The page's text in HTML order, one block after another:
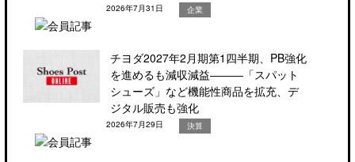
2026年7月31日 企業
チヨダ2027年2月期第1四半期、PB強化
を進めるも減収減益―――「スパット
シューズ」など機能性商品を拡充、デ
ジタル販売も強化
2026年7月29日 決算